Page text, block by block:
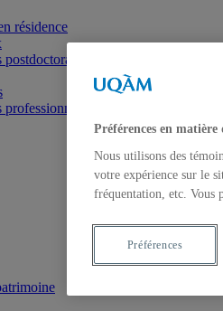
résidence
Préférences en matière
Nous utilisons des
votre expérience sur le
fréquentation, etc. Vous
Préférences